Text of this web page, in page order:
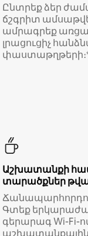
Ընտրեք ձեր
ճշգրիտ
ամրագրեք
լրացուցիչ
Աշխատանքի
տարածքներ
Գտեք
գերարագ Wi-Fi-
աշխատանքային